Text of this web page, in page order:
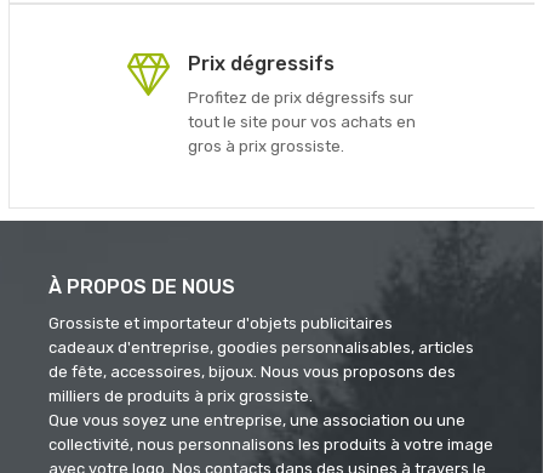
Prix dégressifs
Profitez de prix dégressifs sur
tout le site pour vos achats en
gros à prix grossiste.
À PROPOS DE NOUS
Grossiste et importateur d'objets publicitaires
cadeaux d'entreprise, goodies personnalisables, articles
de fête, accessoires, bijoux. Nous vous proposons des
milliers de produits à prix grossiste.
Que vous soyez une entreprise, une association ou une
collectivité, nous personnalisons les produits à votre image
avec votre logo. Nos contacts dans des usines à travers le